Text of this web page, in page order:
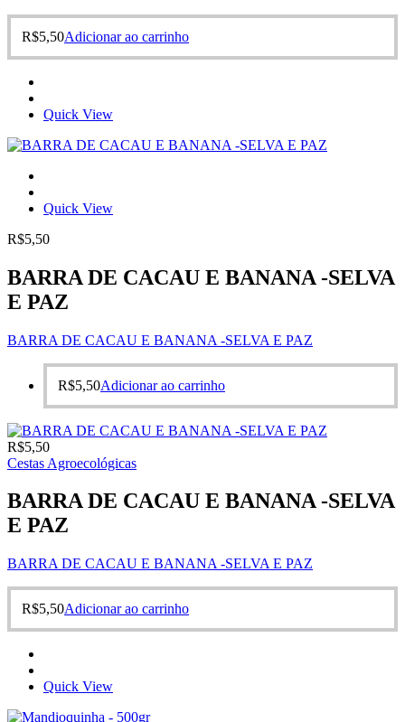
R$5,50Adicionar ao carrinho
Quick View
Quick View
R$5,50
BARRA DE CACAU E BANANA -SELVA
E PAZ
BARRA DE CACAU E BANANA -SELVA E PAZ
R$5,50Adicionar ao carrinho
R$5,50
Cestas Agroecológicas
BARRA DE CACAU E BANANA -SELVA
E PAZ
BARRA DE CACAU E BANANA -SELVA E PAZ
R$5,50Adicionar ao carrinho
Quick View